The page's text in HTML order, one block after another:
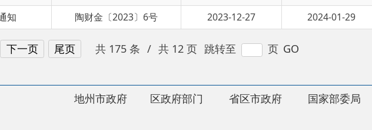
国家部委局
省区市政府
区政府部门